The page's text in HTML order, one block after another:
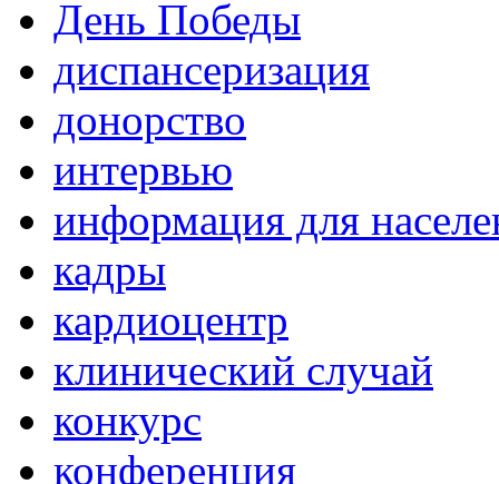
День Победы
диспансеризация
донорство
интервью
информация для
кадры
кардиоцентр
клинический случай
конкурс
конференция